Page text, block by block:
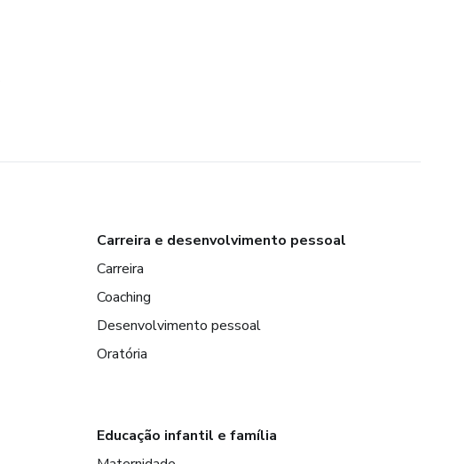
Carreira e desenvolvimento pessoal
Carreira
Coaching
Desenvolvimento pessoal
Oratória
Educação infantil e família